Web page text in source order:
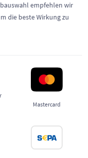
empfehlen wir
die beste Wirkung zu
Mastercard